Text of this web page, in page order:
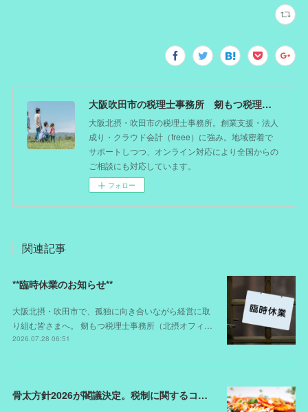
大阪吹田市の税理士事務所 剱もつ税理士（北摂オフィス）―かつてdoctorを目指した税理士が企業のホームドクターとしてあなたの事業をサポート。税理士が直接担当する『かかりつけ税理士』
大阪北摂・吹田市の税理士事務所。創業支援・法人
成り・クラウド会計（freee）に強み。地域密着で
サポートしつつ、オンライン対応により全国からの
ご相談にも対応しています。
フォロー
関連記事
**臨時休業のお知らせ**
大阪北摂・吹田市で、孤独に向き合いながら経営に取
り組む皆さまへ。 剱もつ税理士事務所（北摂オフィ…
2026.07.28 06:51
骨太方針2026が閣議決定。税制に関するコメントは？